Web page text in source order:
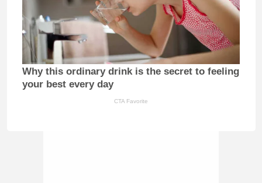
Why this ordinary drink is the secret to feeling
your best every day
CTA Favorite